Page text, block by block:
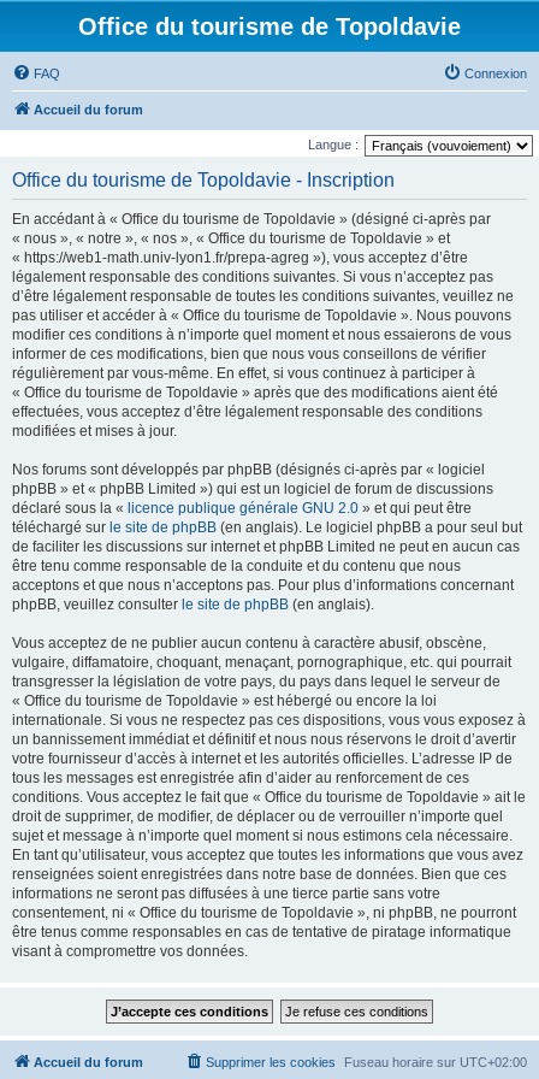
Office du tourisme de Topoldavie
FAQ Connexion
Accueil du forum
Langue :
Office du tourisme de Topoldavie - Inscription
En accédant à « Office du tourisme de Topoldavie » (désigné ci-après par
« nous », « notre », « nos », « Office du tourisme de Topoldavie » et
« https://web1-math.univ-lyon1.fr/prepa-agreg »), vous acceptez d’être
légalement responsable des conditions suivantes. Si vous n’acceptez pas
d’être légalement responsable de toutes les conditions suivantes, veuillez ne
pas utiliser et accéder à « Office du tourisme de Topoldavie ». Nous pouvons
modifier ces conditions à n’importe quel moment et nous essaierons de vous
informer de ces modifications, bien que nous vous conseillons de vérifier
régulièrement par vous-même. En effet, si vous continuez à participer à
« Office du tourisme de Topoldavie » après que des modifications aient été
effectuées, vous acceptez d’être légalement responsable des conditions
modifiées et mises à jour.
Nos forums sont développés par phpBB (désignés ci-après par « logiciel
phpBB » et « phpBB Limited ») qui est un logiciel de forum de discussions
déclaré sous la « licence publique générale GNU 2.0 » et qui peut être
téléchargé sur le site de phpBB (en anglais). Le logiciel phpBB a pour seul but
de faciliter les discussions sur internet et phpBB Limited ne peut en aucun cas
être tenu comme responsable de la conduite et du contenu que nous
acceptons et que nous n’acceptons pas. Pour plus d’informations concernant
phpBB, veuillez consulter le site de phpBB (en anglais).
Vous acceptez de ne publier aucun contenu à caractère abusif, obscène,
vulgaire, diffamatoire, choquant, menaçant, pornographique, etc. qui pourrait
transgresser la législation de votre pays, du pays dans lequel le serveur de
« Office du tourisme de Topoldavie » est hébergé ou encore la loi
internationale. Si vous ne respectez pas ces dispositions, vous vous exposez à
un bannissement immédiat et définitif et nous nous réservons le droit d’avertir
votre fournisseur d’accès à internet et les autorités officielles. L’adresse IP de
tous les messages est enregistrée afin d’aider au renforcement de ces
conditions. Vous acceptez le fait que « Office du tourisme de Topoldavie » ait le
droit de supprimer, de modifier, de déplacer ou de verrouiller n’importe quel
sujet et message à n’importe quel moment si nous estimons cela nécessaire.
En tant qu’utilisateur, vous acceptez que toutes les informations que vous avez
renseignées soient enregistrées dans notre base de données. Bien que ces
informations ne seront pas diffusées à une tierce partie sans votre
consentement, ni « Office du tourisme de Topoldavie », ni phpBB, ne pourront
être tenus comme responsables en cas de tentative de piratage informatique
visant à compromettre vos données.
Accueil du forum Fuseau horaire sur UTC+02:00
Supprimer les cookies